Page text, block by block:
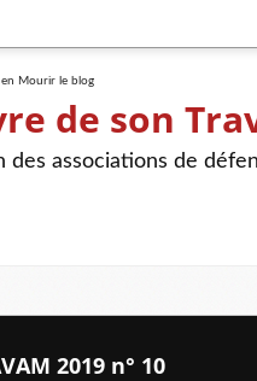
de son
des associations de
2019 n° 10